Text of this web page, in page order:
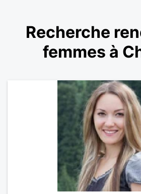
Recherche
femmes à